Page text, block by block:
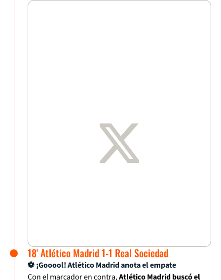
18' Atlético Madrid 1-1 Real Sociedad
⚽ ¡Gooool! Atlético Madrid anota el empate
Con el marcador en contra,Atlético Madrid buscó el